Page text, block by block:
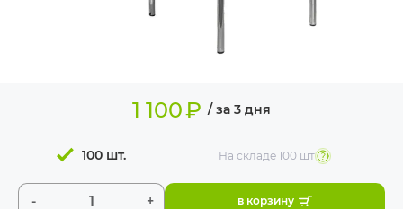
1 100₽ / за 3 дня
- +
100 шт. На складе100 шт
в корзину